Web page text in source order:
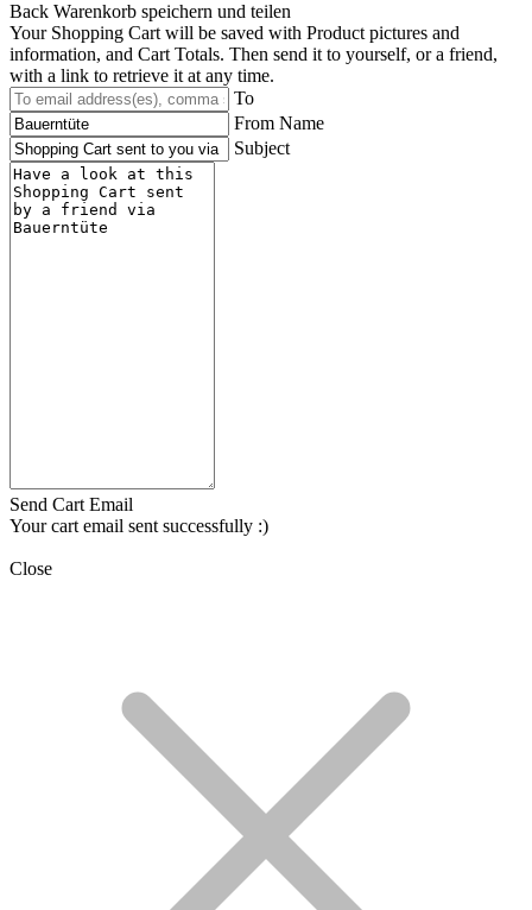
Back Warenkorb speichern und teilen
Your Shopping Cart will be saved with Product pictures and
information, and Cart Totals. Then send it to yourself, or a friend,
with a link to retrieve it at any time.
To
From Name
Subject
Send Cart Email
Your cart email sent successfully :)
Close